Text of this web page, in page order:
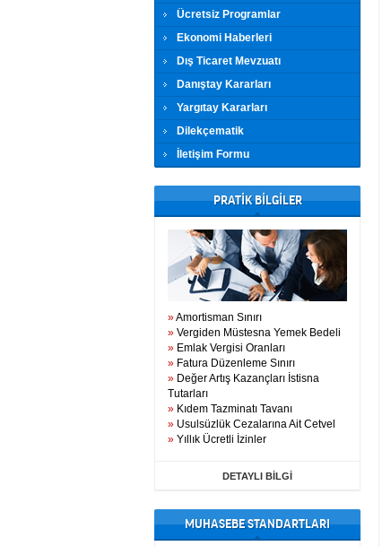
Ücretsiz Programlar
Ekonomi Haberleri
Dış Ticaret Mevzuatı
Danıştay Kararları
Yargıtay Kararları
Dilekçematik
İletişim Formu
PRATİK BİLGİLER
»Amortisman Sınırı
» Vergiden Müstesna Yemek Bedeli
» Emlak Vergisi Oranları
» Fatura Düzenleme Sınırı
» Değer Artış Kazançları İstisna
Tutarları
» Kıdem Tazminatı Tavanı
» Usulsüzlük Cezalarına Ait Cetvel
» Yıllık Ücretli İzinler
DETAYLI BİLGİ
MUHASEBE STANDARTLARI